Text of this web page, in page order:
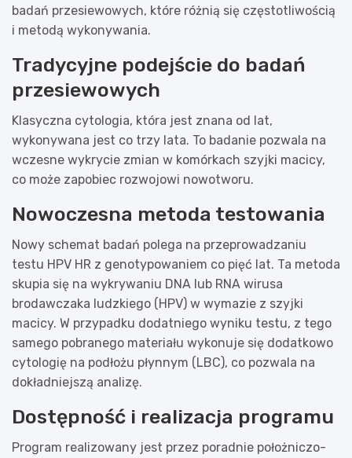
badań przesiewowych, które różnią się częstotliwością
i metodą wykonywania.
Tradycyjne podejście do badań
przesiewowych
Klasyczna cytologia, która jest znana od lat,
wykonywana jest co trzy lata. To badanie pozwala na
wczesne wykrycie zmian w komórkach szyjki macicy,
co może zapobiec rozwojowi nowotworu.
Nowoczesna metoda testowania
Nowy schemat badań polega na przeprowadzaniu
testu HPV HR z genotypowaniem co pięć lat. Ta metoda
skupia się na wykrywaniu DNA lub RNA wirusa
brodawczaka ludzkiego (HPV) w wymazie z szyjki
macicy. W przypadku dodatniego wyniku testu, z tego
samego pobranego materiału wykonuje się dodatkowo
cytologię na podłożu płynnym (LBC), co pozwala na
dokładniejszą analizę.
Dostępność i realizacja programu
Program realizowany jest przez poradnie położniczo-